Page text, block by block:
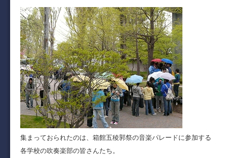
集まっておられたのは、箱館五稜郭祭の音楽パレードに参加する
各学校の吹奏楽部の皆さんたち。